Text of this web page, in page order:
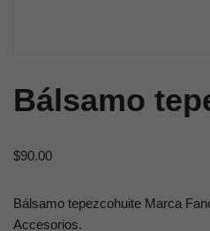
Bálsamo
$90.00
Bálsamo tepezcohuite Marca
Accesorios.